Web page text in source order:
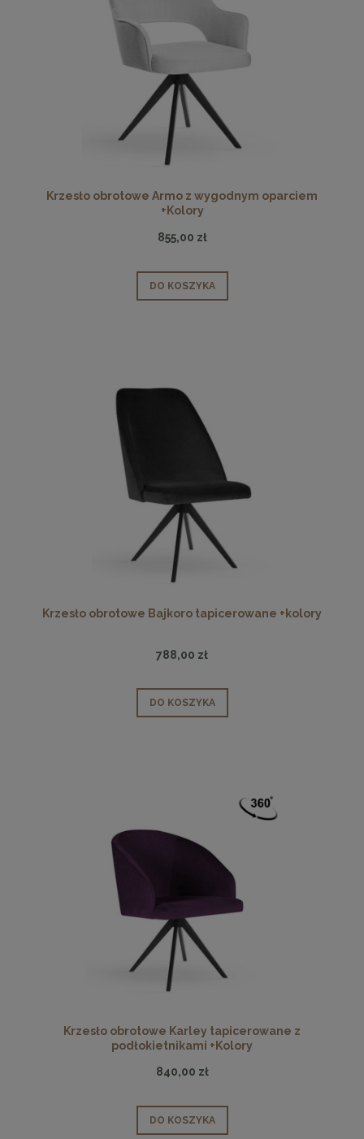
Krzesło obrotowe Armo z wygodnym oparciem
+Kolory
855,00 zł
DO KOSZYKA
Krzesło obrotowe Bajkoro tapicerowane +kolory
788,00 zł
DO KOSZYKA
Krzesło obrotowe Karley tapicerowane z
podłokietnikami +Kolory
840,00 zł
DO KOSZYKA